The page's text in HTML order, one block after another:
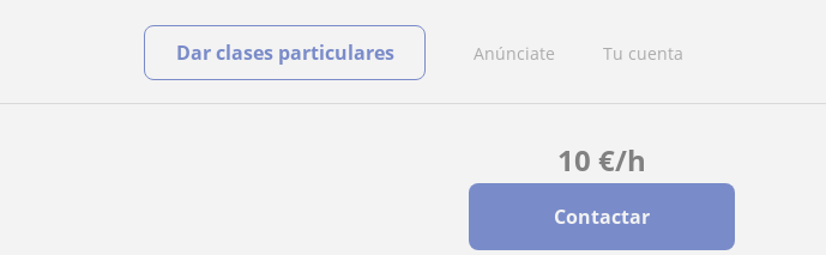
Anúnciate Tu cuenta
Dar clases particulares
10 €/h
Contactar